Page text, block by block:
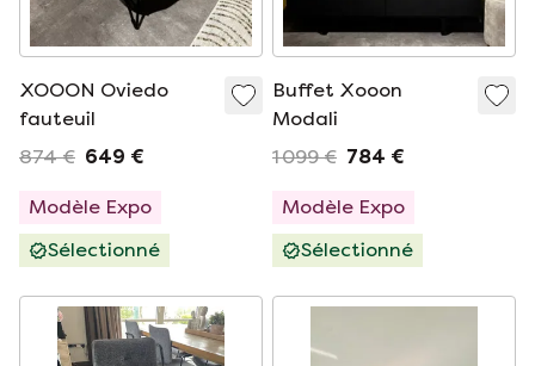
XOOON Oviedo
fauteuil
874 € 649 €
Modèle Expo
Sélectionné
Buffet Xooon
Modali
1 099 € 784 €
Modèle Expo
Sélectionné